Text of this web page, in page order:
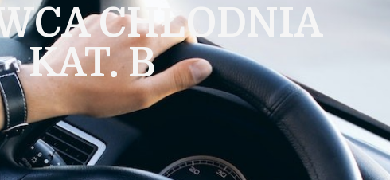
CHŁODNIA
KAT. B